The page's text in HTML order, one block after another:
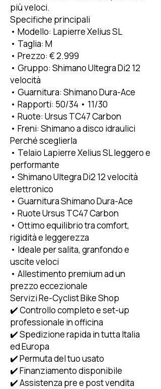
più veloci.
Specifiche principali
• Modello: Lapierre Xelius SL
• Taglia: M
• Prezzo: € 2.999
• Gruppo: Shimano Ultegra Di2 12
velocità
• Guarnitura: Shimano Dura-Ace
• Rapporti: 50/34 • 11/30
• Ruote: Ursus TC47 Carbon
• Freni: Shimano a disco idraulici
Perché sceglierla
• Telaio Lapierre Xelius SL leggero e
performante
• Shimano Ultegra Di2 12 velocità
elettronico
• Guarnitura Shimano Dura-Ace
• Ruote Ursus TC47 Carbon
• Ottimo equilibrio tra comfort,
rigidità e leggerezza
• Ideale per salita, granfondo e
uscite veloci
• Allestimento premium ad un
prezzo eccezionale
Servizi Re-Cyclist Bike Shop
✔️ Controllo completo e set-up
professionale in officina
✔️ Spedizione rapida in tutta Italia
ed Europa
✔️ Permuta del tuo usato
✔️ Finanziamento disponibile
✔️ Assistenza pre e post vendita